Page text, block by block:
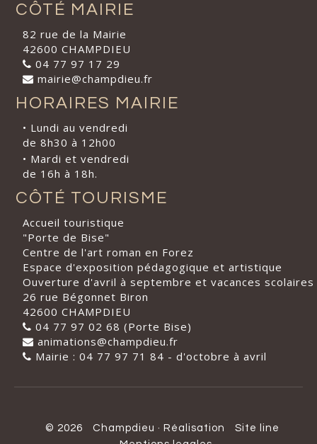
CÔTÉ MAIRIE
82 rue de la Mairie
42600 CHAMPDIEU
04 77 97 17 29
mairie@champdieu.fr
HORAIRES MAIRIE
• Lundi au vendredi
de 8h30 à 12h00
• Mardi et vendredi
de 16h à 18h.
CÔTÉ TOURISME
Accueil touristique
"Porte de Bise"
Centre de l'art roman en Forez
Espace d'exposition pédagogique et artistique
Ouverture d'avril à septembre et vacances scolaires
26 rue Bégonnet Biron
42600 CHAMPDIEU
04 77 97 02 68 (Porte Bise)
animations@champdieu.fr
Mairie : 04 77 97 71 84 - d'octobre à avril
© 2026 Champdieu · Réalisation
Site line